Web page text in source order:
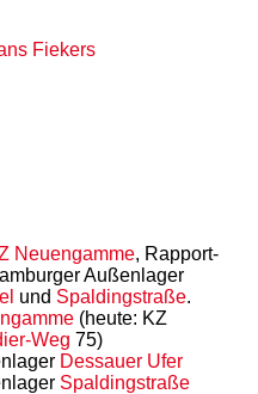
Fiekers
Neuengamme, Rapport-
Außenlager
und Spaldingstraße.
(heute: KZ
Weg 75)
Dessauer Ufer
Spaldingstraße